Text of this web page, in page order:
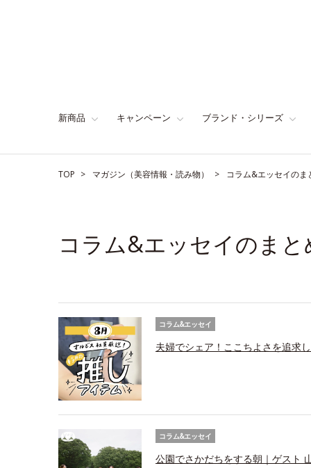
新商品 キャンペーン ブランド・シリーズ
TOP マガジン（美容情報・読み物） コラム&エッセイのま
コラム&エッセイのまと
コラム&エッセイ
夫婦でシェア！ここちよさを追求
コラム&エッセイ
公園でさかだちをする朝｜ゲスト